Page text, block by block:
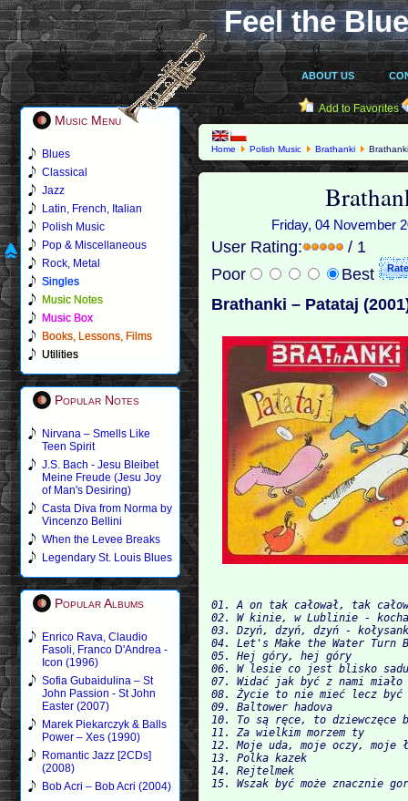
Feel the
ABOUT US
Music Menu
Blues
Classical
Jazz
Latin, French, Italian
Polish Music
Pop & Miscellaneous
Rock, Metal
Singles
Music Notes
Music Box
Books, Lessons, Films
Utilities
Popular Notes
Nirvana – Smells Like
Teen Spirit
J.S. Bach - Jesu Bleibet
Meine Freude (Jesu Joy
of Man's Desiring)
Casta Diva from Norma by
Vincenzo Bellini
When the Levee Breaks
Legendary St. Louis Blues
Popular Albums
Enrico Rava, Claudio
Fasoli, Franco D'Andrea -
Icon (1996)
Sofia Gubaidulina – St
John Passion - St John
Easter (2007)
Marek Piekarczyk & Balls
Power – Xes (1990)
Romantic Jazz [2CDs]
(2008)
Bob Acri – Bob Acri (2004)
Add to Favorites
Home Polish Music Brathanki
Friday, 04 November
User Rating:
/ 1
Poor
Best
Brathanki – Patataj
01. A on tak całował, tak
02. W kinie, w Lublinie -
03. Dzyń, dzyń, dzyń -
04. Let's Make the Water Turn
05. Hej góry, hej góry
06. W lesie co jest blisko
08. Życie to nie mieć lecz być
09. Baltower hadova
10. To są ręce, to dziewczęce
11. Za wielkim morzem ty
12. Moje uda, moje oczy, moje
14. Rejtelmek